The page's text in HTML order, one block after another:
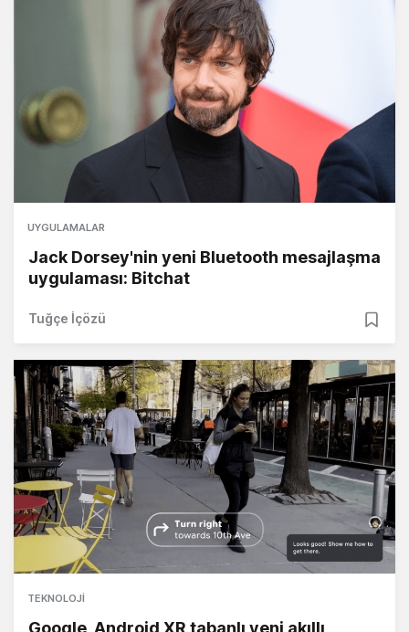
UYGULAMALAR
Jack Dorsey'nin yeni Bluetooth mesajlaşma
uygulaması: Bitchat
Tuğçe İçözü
TEKNOLOJI
Google, Android XR tabanlı yeni akıllı